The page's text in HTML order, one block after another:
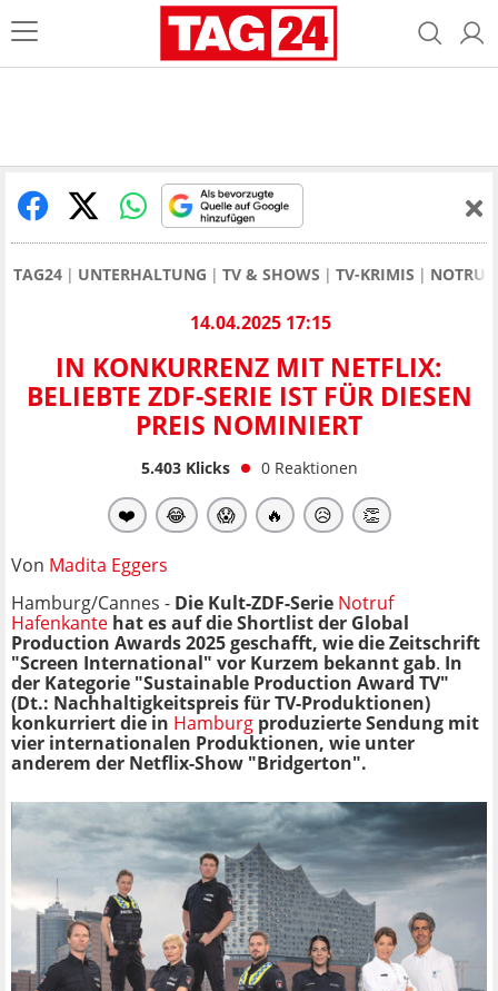
TAG24 UNTERHALTUNG TV & SHOWS TV-KRIMIS
14.04.2025 17:15
IN KONKURRENZ MIT NETFLIX:
BELIEBTE ZDF-SERIE IST FÜR DIESEN
PREIS NOMINIERT
5.403Klicks 0 Reaktionen
❤️ 😂 😱 🔥 😥 👏
Von Madita Eggers
Hamburg/Cannes - Die Kult-ZDF-Serie Notruf
Hafenkante hat es auf die Shortlist der Global
Production Awards 2025 geschafft, wie die Zeitschrift
"Screen International" vor Kurzem bekannt gab. In
der Kategorie "Sustainable Production Award TV"
(Dt.: Nachhaltigkeitspreis für TV-Produktionen)
konkurriert die in Hamburg produzierte Sendung mit
vier internationalen Produktionen, wie unter
anderem der Netflix-Show "Bridgerton".